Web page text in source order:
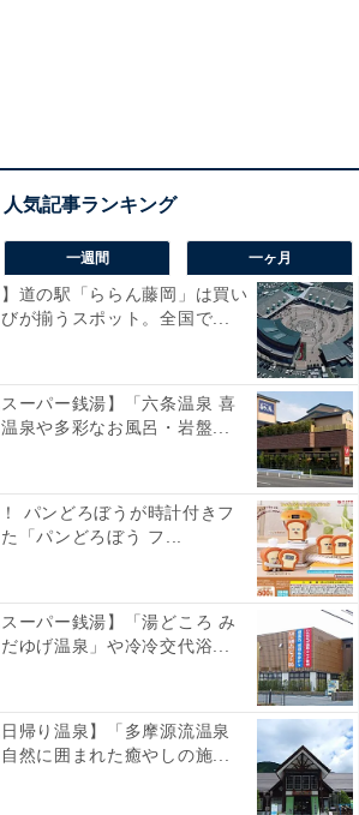
一週間 一ヶ月
】道の駅「ららん藤岡」は買い
が揃うスポット。全国で...
スーパー銭湯】「六条温泉 喜
泉や多彩なお風呂・岩盤...
パンどろぼうが時計付きフ
「パンどろぼう フ...
スーパー銭湯】「湯どころ み
ゆげ温泉」や冷冷交代浴...
日帰り温泉】「多摩源流温泉
然に囲まれた癒やしの施...